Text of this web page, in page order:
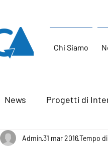
Chi Siamo
News Progetti di
Admin31 mar 2016Tempo